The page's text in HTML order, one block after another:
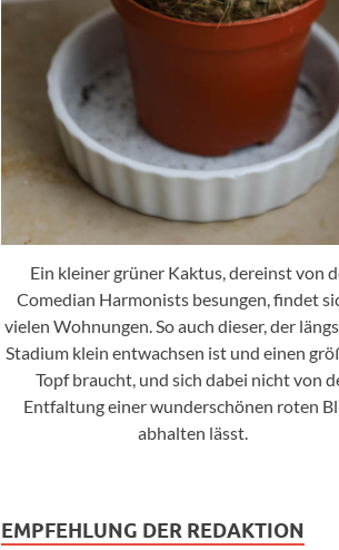
Ein kleiner grüner Kaktus, dereinst von
Comedian Harmonists besungen, findet
vielen Wohnungen. So auch dieser, der
Stadium klein entwachsen ist und einen
Topf braucht, und sich dabei nicht von
Entfaltung einer wunderschönen roten
abhalten lässt.
EMPFEHLUNG DER REDAKTION